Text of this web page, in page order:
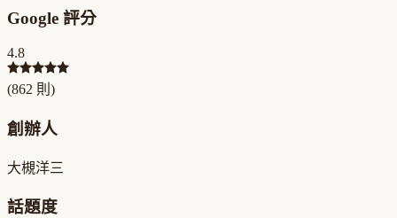
Google 評分
4.8
(862 則)
創辦人
大槻洋三
話題度